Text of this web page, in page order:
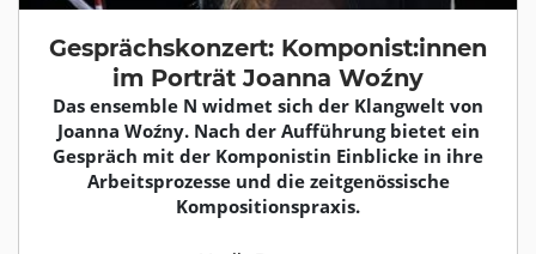
Gesprächskonzert: Komponist:innen
im Porträt Joanna Woźny
Das ensemble N widmet sich der Klangwelt von
Joanna Woźny. Nach der Aufführung bietet ein
Gespräch mit der Komponistin Einblicke in ihre
Arbeitsprozesse und die zeitgenössische
Kompositionspraxis.